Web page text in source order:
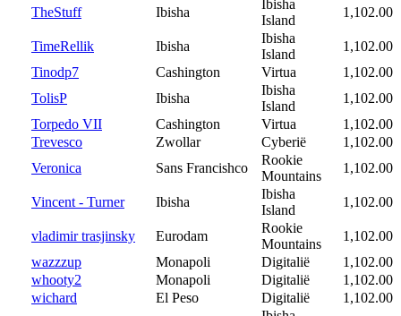
TheStuff
Ibisha
Ibisha
Island
1,102.00
TimeRellik Ibisha
Ibisha
Island
1,102.00
Tinodp7
Cashington Virtua
1,102.00
TolisP
Ibisha
Ibisha
Island
1,102.00
Torpedo VII
Cashington Virtua
1,102.00
Trevesco
Zwollar Cyberië
1,102.00
Veronica
Sans Francishco
Rookie
Mountains
1,102.00
Vincent - Turner Ibisha
Ibisha
Island
1,102.00
vladimir trasjinsky Eurodam
Rookie
Mountains
1,102.00
wazzzup
Monapoli Digitalië
1,102.00
whooty2
Monapoli Digitalië
1,102.00
wichard
El Peso Digitalië
1,102.00